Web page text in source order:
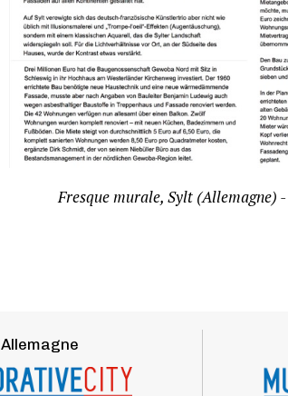
Fresque murale, Sylt (Allemagne)
Allemagne